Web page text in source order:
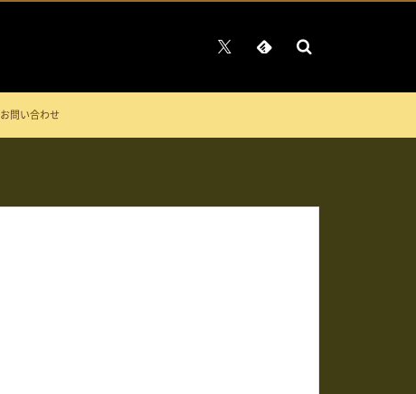
お問い合わせ